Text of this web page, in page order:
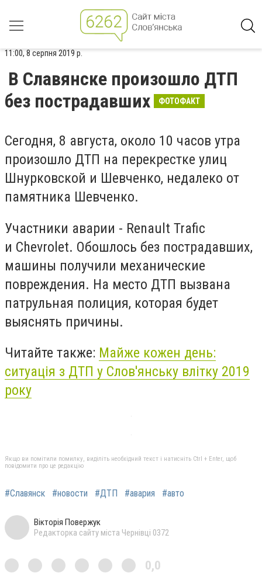
11:00, 8 серпня 2019 р.
В Славянске произошло ДТП
без пострадавших
ФОТОФАКТ
Сегодня, 8 августа, около 10 часов утра
произошло ДТП на перекрестке улиц
Шнурковской и Шевченко, недалеко от
памятника Шевченко.
Участники аварии - Renault Trafic
и Chevrolet. Обошлось без пострадавших,
машины получили механические
повреждения. На место ДТП вызвана
патрульная полиция, которая будет
выяснять причины.
Читайте также: Майже кожен день:
ситуація з ДТП у Слов'янську влітку 2019
року
Якщо ви помітили помилку, виділіть необхідний текст і натисніть Ctrl + Enter, щоб
повідомити про це редакцію
#Славянск #новости #ДТП #авария #авто
Вікторія Повержук
Редакторка сайту міста Чернівці 0372
0,0